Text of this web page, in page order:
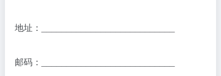
地址：___________________________
邮码：___________________________